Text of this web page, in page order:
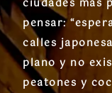
ciudades más
pensar:
calles
plano y no
peatones y